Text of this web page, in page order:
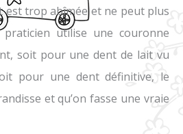
est trop abîmée et ne peut plus
utilise une couronne
soit pour une dent de lait vu
pour une dent définitive, le
et qu’on fasse une vraie